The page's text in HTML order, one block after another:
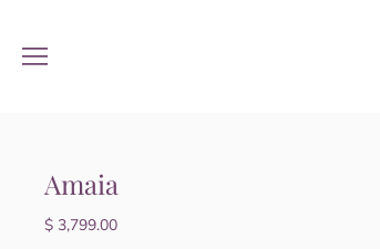
Amaia
$ 3,799.00